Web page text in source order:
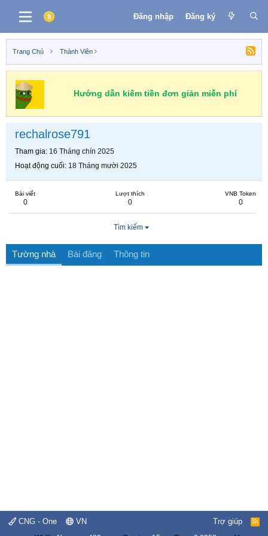
Đăng nhập Đăng ký
Trang Chủ Thành Viên
Hướng dẫn kiếm tiền đơn giản miễn phí
rechalrose791
Tham gia 16 Tháng chín 2025
Hoạt động cuối 18 Tháng mười 2025
Bài viết
0
Lượt thích
0
VNB Token
0
Tìm kiếm
Tường nhà Bài đăng Thông tin
CNG - One VN Trợ giúp
R